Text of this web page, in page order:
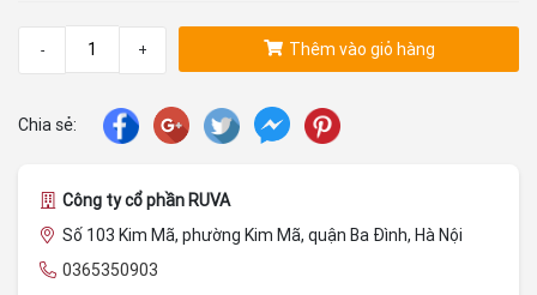
- + Thêm vào giỏ hàng
Chia sẻ:
Công ty cổ phần RUVA
Số 103 Kim Mã, phường Kim Mã, quận Ba Đình, Hà Nội
0365350903